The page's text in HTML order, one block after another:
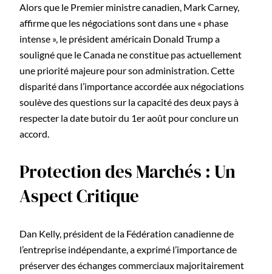
Alors que le Premier ministre canadien, Mark Carney,
affirme que les négociations sont dans une « phase
intense », le président américain Donald Trump a
souligné que le Canada ne constitue pas actuellement
une priorité majeure pour son administration. Cette
disparité dans l’importance accordée aux négociations
soulève des questions sur la capacité des deux pays à
respecter la date butoir du 1er août pour conclure un
accord.
Protection des Marchés : Un
Aspect Critique
Dan Kelly, président de la Fédération canadienne de
l’entreprise indépendante, a exprimé l’importance de
préserver des échanges commerciaux majoritairement